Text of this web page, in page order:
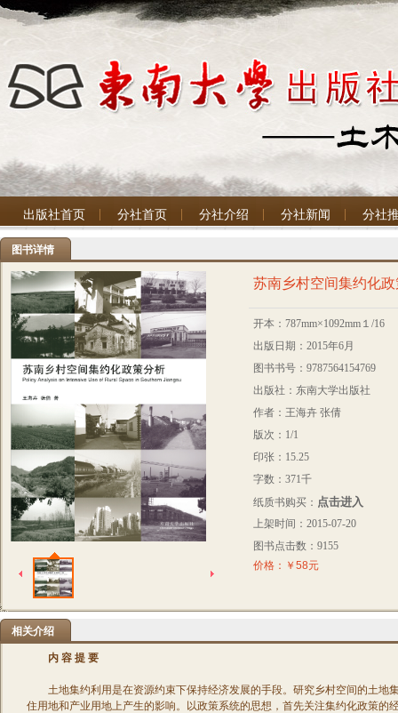
出版社首页 分社首页 分社介绍 分社新闻 分社
图书详情
苏南乡村空间集约化
开本：787mm×1092mm１/16
出版日期：2015年6月
图书书号：9787564154769
出版社：东南大学出版社
作者：王海卉 张倩
版次：1/1
印张：15.25
字数：371千
纸质书购买： 点击进入
上架时间：2015-07-20
图书点击数：9155
价格：￥58元
相关介绍
内 容 提 要
土地集约利用是在资源约束下保持经济发展的手段。研究乡村空间的土地
住用地和产业用地上产生的影响。以政策系统的思想，首先关注集约化政策的